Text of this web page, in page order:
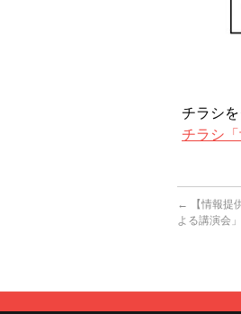
チラシ
チラシ
←
【情報提
よる講演会